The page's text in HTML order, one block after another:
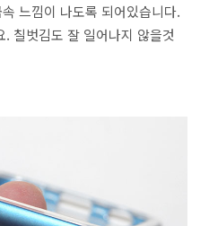
느낌이 나도록 되어있습니다.
칠벗김도 잘 일어나지 않을것